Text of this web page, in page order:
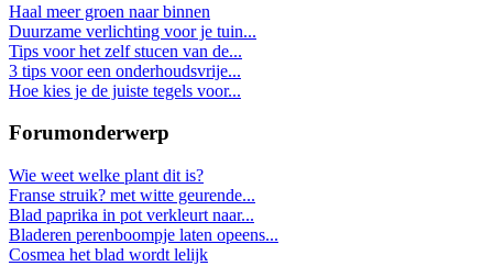
Haal meer groen naar binnen
Duurzame verlichting voor je tuin...
Tips voor het zelf stucen van de...
3 tips voor een onderhoudsvrije...
Hoe kies je de juiste tegels voor...
Forumonderwerp
Wie weet welke plant dit is?
Franse struik? met witte geurende...
Blad paprika in pot verkleurt naar...
Bladeren perenboompje laten opeens...
Cosmea het blad wordt lelijk